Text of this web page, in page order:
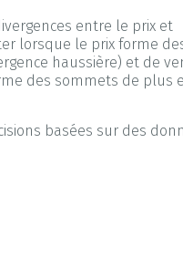
entre le prix et
lorsque le prix forme
haussière) et de
des sommets de plus
basées sur des